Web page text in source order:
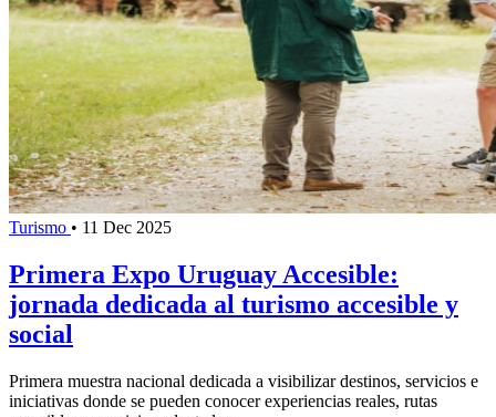
Turismo • 11 Dec 2025
Primera Expo Uruguay Accesible:
jornada dedicada al turismo accesible y
social
Primera muestra nacional dedicada a visibilizar destinos, servicios e
iniciativas donde se pueden conocer experiencias reales, rutas